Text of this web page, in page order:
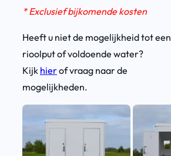
* Exclusief bijkomende kosten
Heeft u niet de mogelijkheid tot een
rioolput of voldoende water?
Kijk hierof vraag naar de
mogelijkheden.